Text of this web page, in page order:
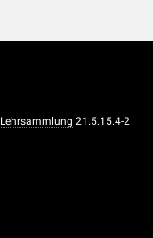
21.5.15.4-2